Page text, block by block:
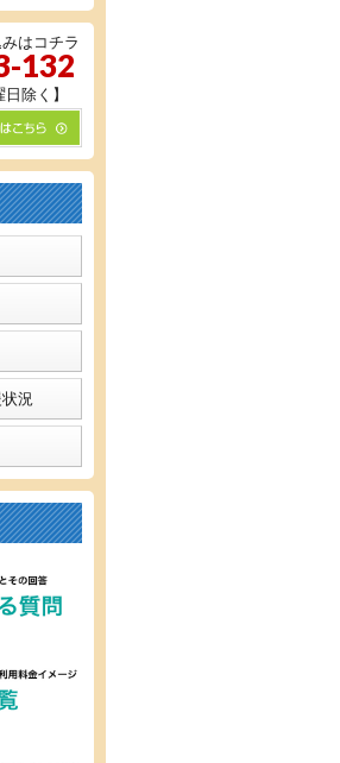
はコチラ
132
除く】
況